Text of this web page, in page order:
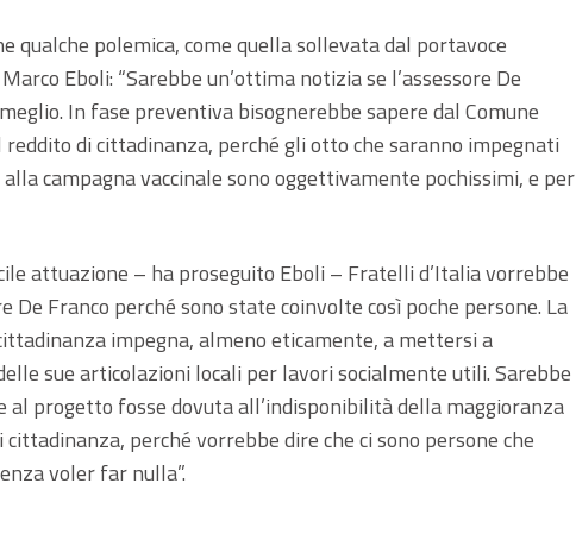
qualche polemica, come quella sollevata dal portavoce
Eboli: “Sarebbe un’ottima notizia se l’assessore De
In fase preventiva bisognerebbe sapere dal Comune
di cittadinanza, perché gli otto che saranno impegnati
campagna vaccinale sono oggettivamente pochissimi, e per
attuazione – ha proseguito Eboli – Fratelli d’Italia vorrebbe
De Franco perché sono state coinvolte così poche persone. La
impegna, almeno eticamente, a mettersi a
sue articolazioni locali per lavori socialmente utili. Sarebbe
al progetto fosse dovuta all’indisponibilità della maggioranza
perché vorrebbe dire che ci sono persone che
voler far nulla”.